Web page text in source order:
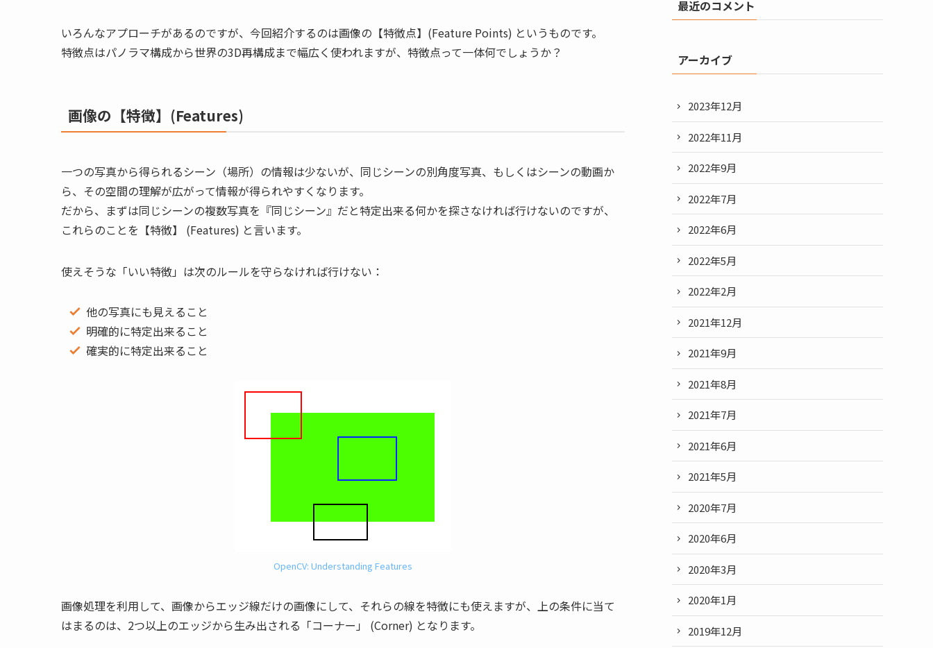
いろんなアプローチがあるのですが、今回紹介するのは画像の【特徴点】(Feature Points) というものです。
特徴点はパノラマ構成から世界の3D再構成まで幅広く使われますが、特徴点って一体何でしょうか？
画像の【特徴】(Features)
一つの写真から得られるシーン（場所）の情報は少ないが、同じシーンの別角度写真、もしくはシーンの動画か
ら、その空間の理解が広がって情報が得られやすくなります。
だから、まずは同じシーンの複数写真を『同じシーン』だと特定出来る何かを探さなければ行けないのですが、
これらのことを【特徴】 (Features) と言います。
使えそうな「いい特徴」は次のルールを守らなければ行けない：
他の写真にも見えること
明確的に特定出来ること
確実的に特定出来ること
OpenCV: Understanding Features
画像処理を利用して、画像からエッジ線だけの画像にして、それらの線を特徴にも使えますが、上の条件に当て
はまるのは、2つ以上のエッジから生み出される「コーナー」 (Corner) となります。
最近のコメント
アーカイブ
2023年12月
2022年11月
2022年9月
2022年7月
2022年6月
2022年5月
2022年2月
2021年12月
2021年9月
2021年8月
2021年7月
2021年6月
2021年5月
2020年7月
2020年6月
2020年3月
2020年1月
2019年12月